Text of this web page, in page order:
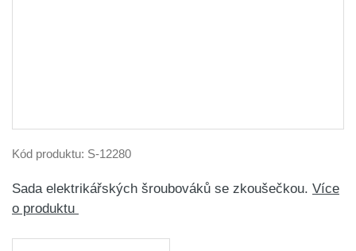
Kód produktu: S-12280
Sada elektrikářských šroubováků se zkoušečkou. Více
o produktu